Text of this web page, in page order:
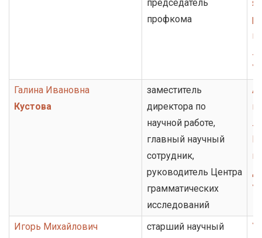
председатель
профкома
Галина Ивановна
Кустова
заместитель
директора по
научной работе,
главный научный
сотрудник,
руководитель Центра
грамматических
исследований
Игорь Михайлович
старший научный